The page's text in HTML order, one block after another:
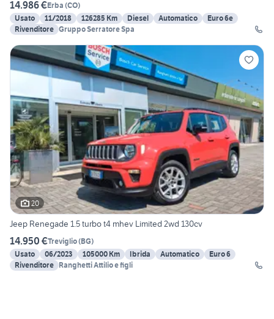
14.986 €Erba (CO)
Usato
11/2018 126285 Km Diesel Automatico
Euro 6e
Rivenditore Gruppo Serratore Spa
20
Jeep Renegade 1.5 turbo t4 mhev Limited 2wd 130cv
14.950 €Treviglio(BG)
Usato
06/2023 105000 Km Ibrida Automatico
Euro 6
Rivenditore Ranghetti Attilio e figli